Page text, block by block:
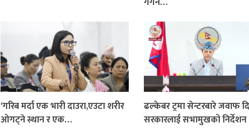
‘गरिब मर्दा एक भारी दाउरा,एउटा शरीर
ओगट्ने स्थान र एक…
ढल्केबर ट्रमा सेन्टरबारे जवाफ
सरकारलाई सभामुखको निर्देशन